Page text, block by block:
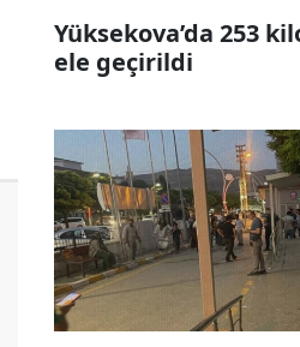
Yüksekova’da 253
ele geçirildi